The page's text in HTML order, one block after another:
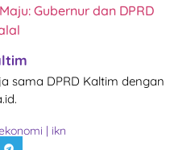
Gubernur dan DPRD
sama DPRD Kaltim dengan
| ikn